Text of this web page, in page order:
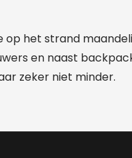
op het strand
en naast
zeker niet minder.